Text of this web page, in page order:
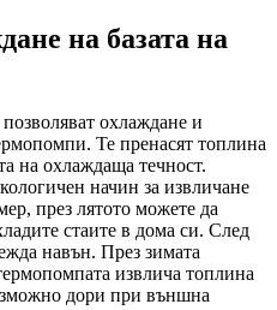
на базата на
охлаждане и
Те пренасят топлина
на охлаждаща течност.
начин за извличане
през лятото можете да
стаите в дома си. След
навън. През зимата
извлича топлина
дори при външна